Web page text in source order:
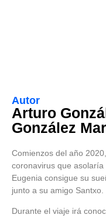
Autor
Arturo
González
Comienzos del año
coronavirus que asolaría
Eugenia consigue su
junto a su amigo Santxo.
Durante el viaje irá